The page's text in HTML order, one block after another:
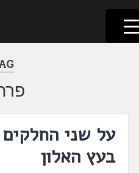
דלג
לתוכן
לשוניאדה
עברית. לשון. שפה
על שני
בעץ האלון